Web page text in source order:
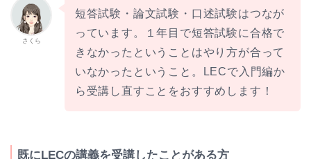
さくら
短答試験・論文試験・口述試験はつなが
っています。１年目で短答試験に合格で
きなかったということはやり方が合って
いなかったということ。LECで入門編か
ら受講し直すことをおすすめします！
既にLECの講義を受講したことがある方